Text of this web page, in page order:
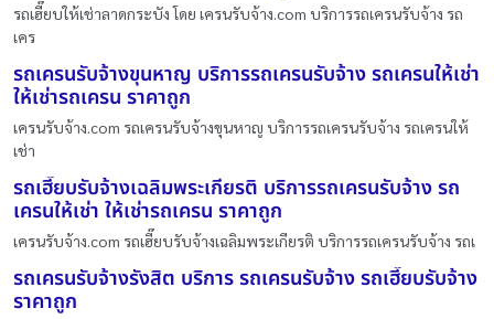
รถเฮี๊ยบให้เช่าลาดกระบัง โดย เครนรับจ้าง.com บริการรถเครนรับจ้าง รถ
เคร
รถเครนรับจ้างขุนหาญ บริการรถเครนรับจ้าง รถเครนให้เช่า
ให้เช่ารถเครน ราคาถูก
เครนรับจ้าง.com รถเครนรับจ้างขุนหาญ บริการรถเครนรับจ้าง รถเครนให้
เช่า
รถเฮี๊ยบรับจ้างเฉลิมพระเกียรติ บริการรถเครนรับจ้าง รถ
เครนให้เช่า ให้เช่ารถเครน ราคาถูก
เครนรับจ้าง.com รถเฮี๊ยบรับจ้างเฉลิมพระเกียรติ บริการรถเครนรับจ้าง รถเ
รถเครนรับจ้างรังสิต บริการ รถเครนรับจ้าง รถเฮี๊ยบรับจ้าง
ราคาถูก